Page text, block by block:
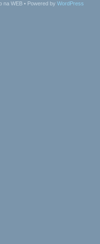
na WEB • Powered by WordPress